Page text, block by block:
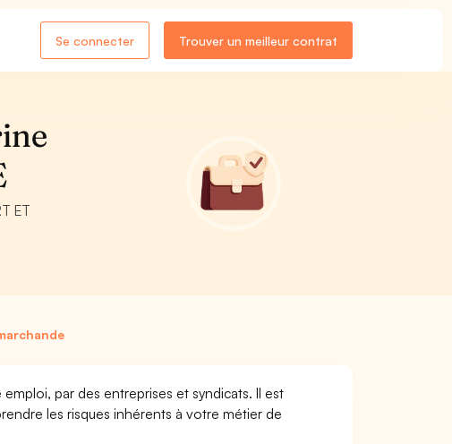
Se connecter Trouver un meilleur contrat
ET
par des entreprises et syndicats. Il est
les risques inhérents à votre métier de